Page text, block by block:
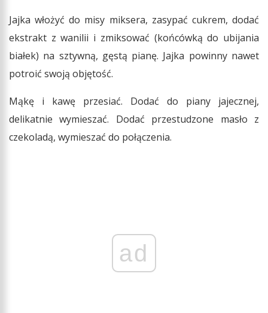
Jajka włożyć do misy miksera, zasypać cukrem, dodać
ekstrakt z wanilii i zmiksować (końcówką do ubijania
białek) na sztywną, gęstą pianę. Jajka powinny nawet
potroić swoją objętość.
Mąkę i kawę przesiać. Dodać do piany jajecznej,
delikatnie wymieszać. Dodać przestudzone masło z
czekoladą, wymieszać do połączenia.
ad